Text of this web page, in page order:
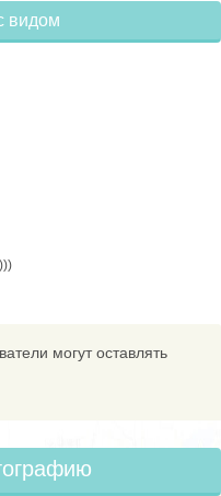
видом
могут оставлять